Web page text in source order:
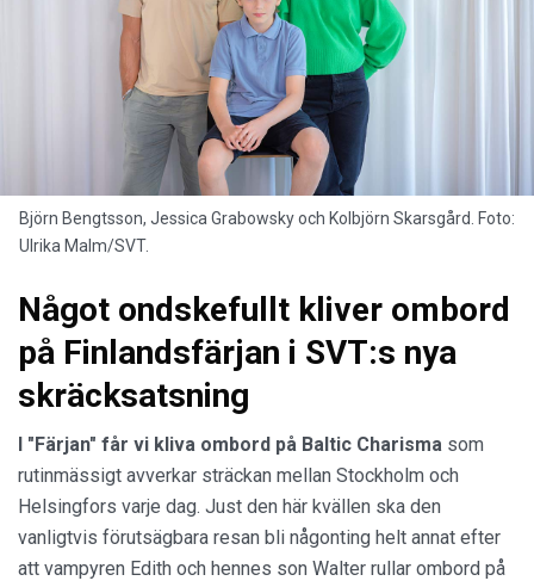
Björn Bengtsson, Jessica Grabowsky och Kolbjörn Skarsgård. Foto:
Ulrika Malm/SVT.
Något ondskefullt kliver ombord
på Finlandsfärjan i SVT:s nya
skräcksatsning
I "Färjan" får vi kliva ombord på Baltic Charisma som
rutinmässigt avverkar sträckan mellan Stockholm och
Helsingfors varje dag. Just den här kvällen ska den
vanligtvis förutsägbara resan bli någonting helt annat efter
att vampyren Edith och hennes son Walter rullar ombord på